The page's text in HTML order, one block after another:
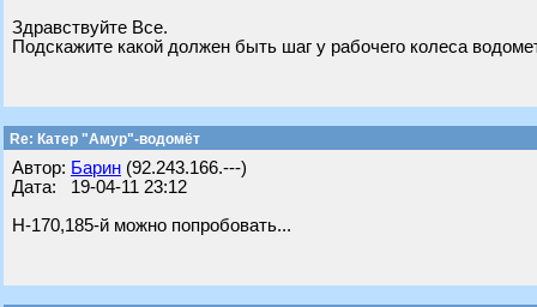
Здравствуйте Все.
Подскажите какой должен быть шаг у рабочего колеса
Re: Катер "Амур"-водомёт
Автор: Барин (92.243.166.---)
Дата: 19-04-11 23:12
Н-170,185-й можно попробовать...